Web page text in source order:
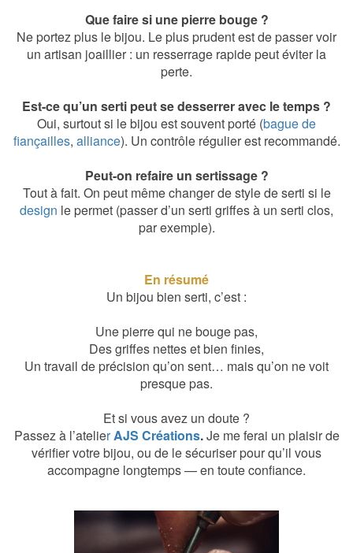
Que faire si une pierre bouge ?
Ne portez plus le bijou. Le plus prudent est de passer voir
un artisan joaillier : un resserrage rapide peut éviter la
perte.
Est-ce qu’un serti peut se desserrer avec le temps ?
Oui, surtout si le bijou est souvent porté (bague de
fiançailles, alliance). Un contrôle régulier est recommandé.
Peut-on refaire un sertissage ?
Tout à fait. On peut même changer de style de serti si le
design le permet (passer d’un serti griffes à un serti clos,
par exemple).
En résumé
Un bijou bien serti, c’est :
Une pierre qui ne bouge pas,
Des griffes nettes et bien finies,
Un travail de précision qu’on sent… mais qu’on ne voit
presque pas.
Et si vous avez un doute ?
Passez à l’atelierAJS Créations.Je me ferai un plaisir de
vérifier votre bijou, ou de le sécuriser pour qu’il vous
accompagne longtemps — en toute confiance.